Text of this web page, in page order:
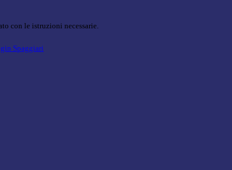
con le istruzioni necessarie.
Spaggiari